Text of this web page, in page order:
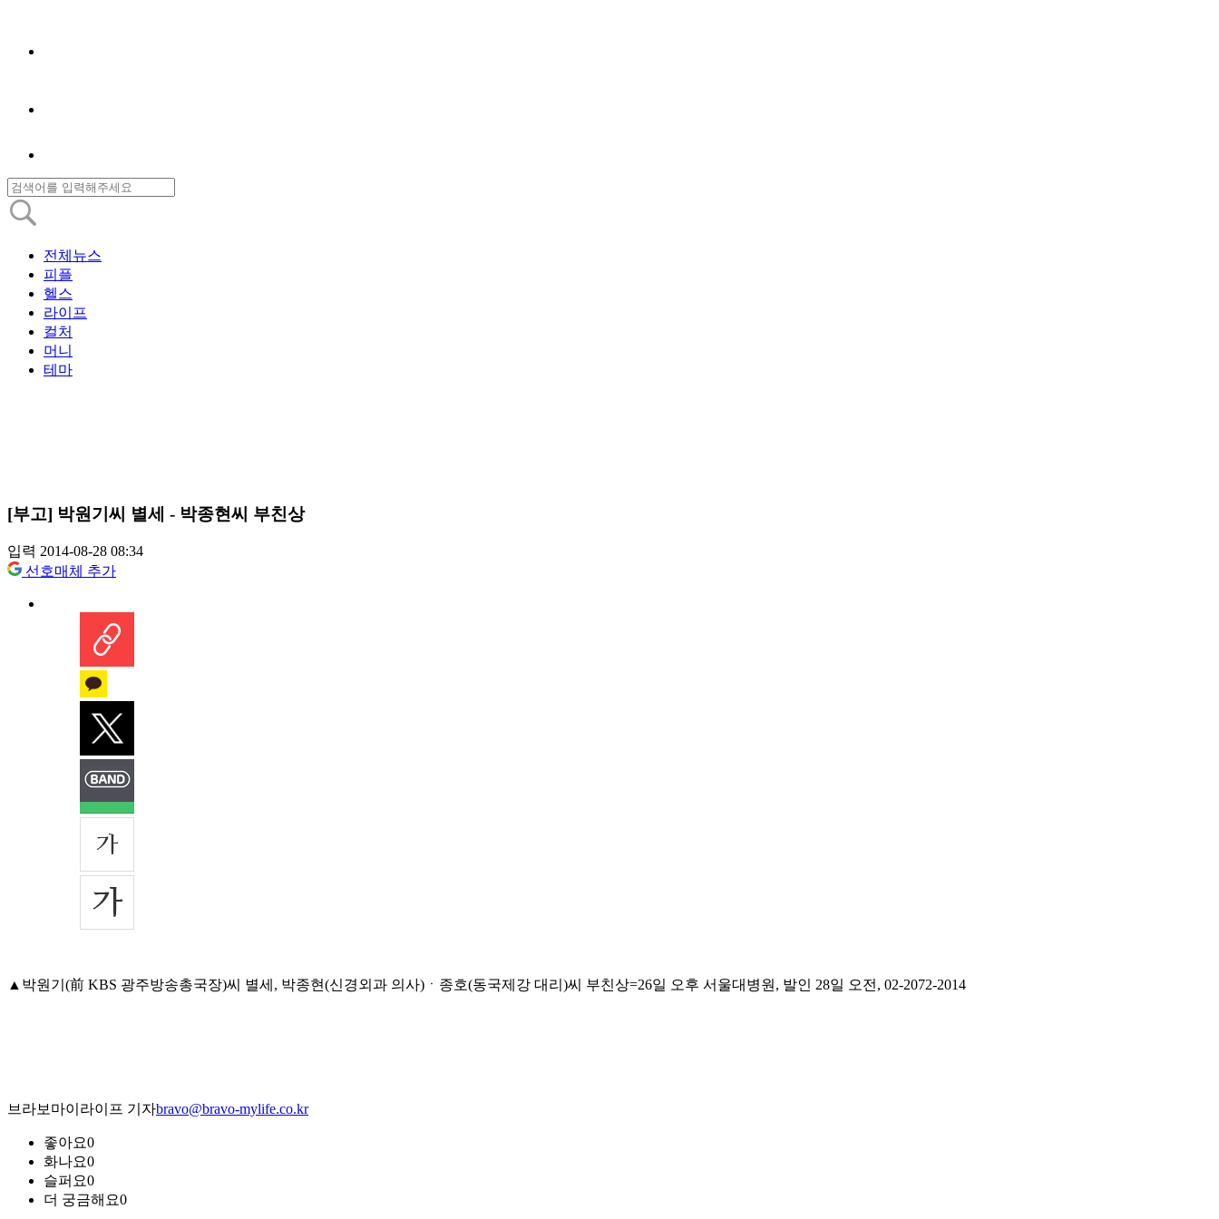
전체뉴스
피플
헬스
라이프
컬처
머니
테마
[부고] 박원기씨 별세 - 박종현씨 부친상
입력 2014-08-28 08:34
선호매체 추가
▲박원기(前 KBS 광주방송총국장)씨 별세, 박종현(신경외과 의사)ㆍ종호(동국제강 대리)씨 부친상=26일 오후 서울대병원, 발인 28일 오전, 02-2072-2014
브라보마이라이프 기자bravo@bravo-mylife.co.kr
좋아요0
화나요0
슬퍼요0
더 궁금해요0